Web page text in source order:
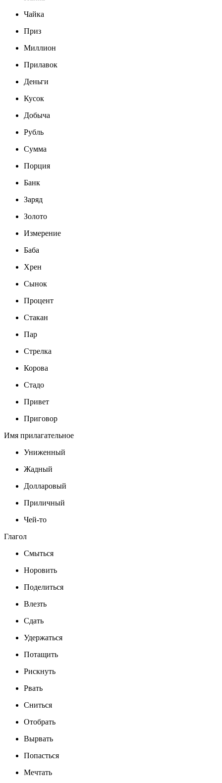
Чайка
Приз
Миллион
Прилавок
Деньги
Кусок
Добыча
Рубль
Сумма
Порция
Банк
Заряд
Золото
Измерение
Баба
Хрен
Сынок
Процент
Стакан
Пар
Стрелка
Корова
Стадо
Привет
Приговор
Имя прилагательное
Униженный
Жадный
Долларовый
Приличный
Чей-то
Глагол
Смыться
Норовить
Поделиться
Влезть
Сдать
Удержаться
Потащить
Рискнуть
Рвать
Сниться
Отобрать
Вырвать
Попасться
Мечтать